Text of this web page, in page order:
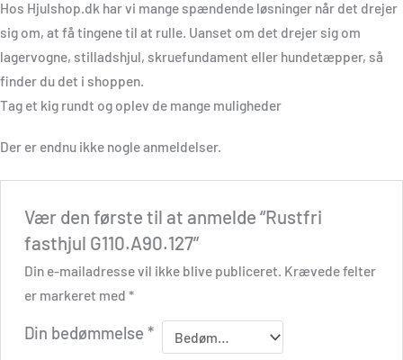
Hos Hjulshop.dk har vi mange spændende løsninger når det drejer
sig om, at få tingene til at rulle. Uanset om det drejer sig om
lagervogne, stilladshjul, skruefundament eller hundetæpper, så
finder du det i shoppen.
Tag et kig rundt og oplev de mange muligheder
Der er endnu ikke nogle anmeldelser.
Vær den første til at anmelde “Rustfri
fasthjul G110.A90.127”
Din e-mailadresse vil ikke blive publiceret. Krævede felter
er markeret med *
Din bedømmelse *